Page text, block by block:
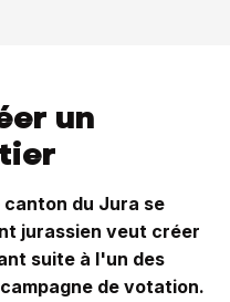
un
du Jura se
jurassien veut créer
suite à l'un des
de votation.